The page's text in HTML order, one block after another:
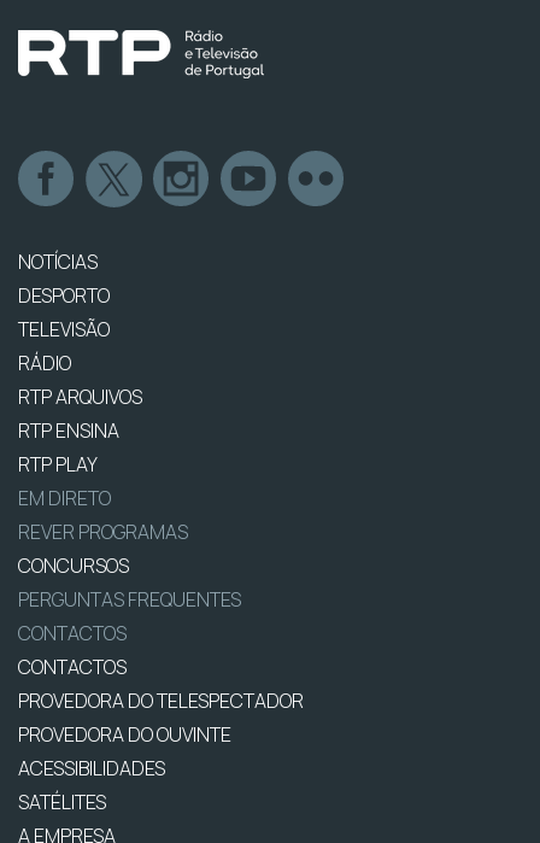
NOTÍCIAS
DESPORTO
TELEVISÃO
RÁDIO
RTP ARQUIVOS
RTP ENSINA
RTP PLAY
EM DIRETO
REVER PROGRAMAS
CONCURSOS
PERGUNTAS FREQUENTES
CONTACTOS
CONTACTOS
PROVEDORA DO TELESPECTADOR
PROVEDORA DO OUVINTE
ACESSIBILIDADES
SATÉLITES
A EMPRESA